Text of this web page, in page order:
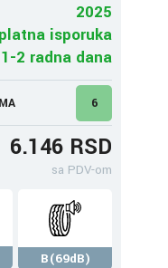
2025
isporuka
1-2 radna dana
6
6.146 RSD
sa PDV-om
B(69dB)